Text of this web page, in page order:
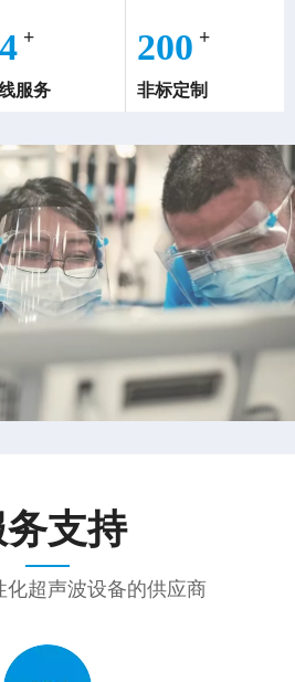
+
服务
200 ​​​​​​​+
非标定制
务支持
化超声波设备的供应商